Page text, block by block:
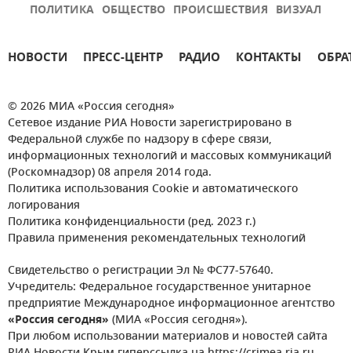
ПОЛИТИКА ОБЩЕСТВО ПРОИСШЕСТВИЯ ВИЗУАЛ
НОВОСТИ ПРЕСС-ЦЕНТР РАДИО КОНТАКТЫ
© 2026 МИА «Россия сегодня»
Сетевое издание РИА Новости зарегистрировано в
Федеральной службе по надзору в сфере связи,
информационных технологий и массовых коммуникаций
(Роскомнадзор) 08 апреля 2014 года.
Политика использования Cookie и автоматического
логирования
Политика конфиденциальности (ред. 2023 г.)
Правила применения рекомендательных технологий
Свидетельство о регистрации Эл № ФС77-57640.
Учредитель: Федеральное государственное унитарное
предприятие Международное информационное агентство
«Россия сегодня» (МИА «Россия сегодня»).
При любом использовании материалов и новостей сайта